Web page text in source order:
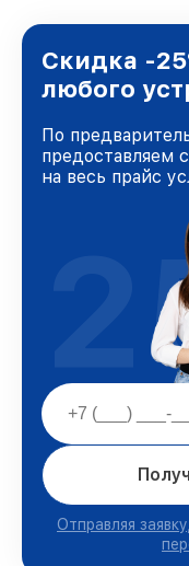
и лояльности
Скидка -
любого
По
предоставляем
на весь прайс
Отправляя